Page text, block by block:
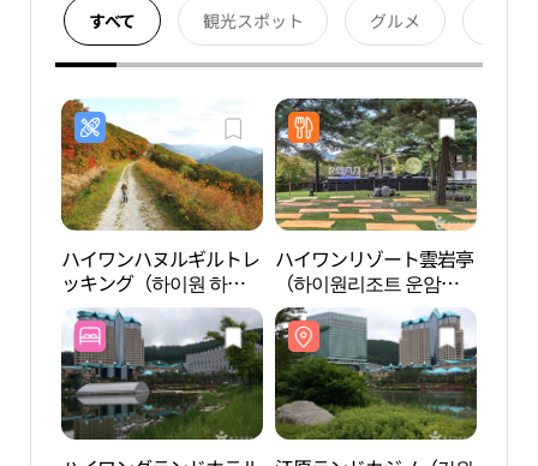
すべて 観光スポット グルメ
ハイワンハヌルギルトレ
ッキング（하이원 하늘
길 트레킹）
ハイワンリゾート雲岩亭
（하이원리조트 운암
정）